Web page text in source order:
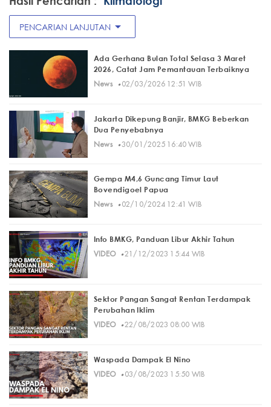
PENCARIAN LANJUTAN arrow_drop_down
Ada Gerhana Bulan Total Selasa 3 Maret
2026, Catat Jam Pemantauan Terbaiknya
News· 02/03/2026 12:51 WIB
Jakarta Dikepung Banjir, BMKG Beberkan
Dua Penyebabnya
News· 30/01/2025 16:40 WIB
Gempa M4,6 Guncang Timur Laut
Bovendigoel Papua
News· 02/10/2024 12:41 WIB
Info BMKG, Panduan Libur Akhir Tahun
VIDEO· 21/12/2023 15:44 WIB
Sektor Pangan Sangat Rentan Terdampak
Perubahan Iklim
VIDEO· 22/08/2023 08:00 WIB
Waspada Dampak El Nino
VIDEO· 03/08/2023 15:50 WIB